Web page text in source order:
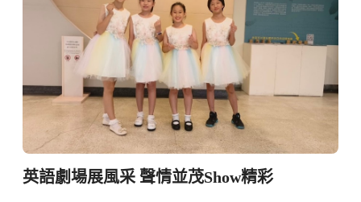
英語劇場展風采 聲情並茂Show精彩